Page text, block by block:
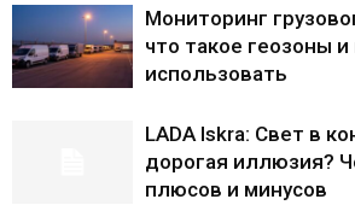
Мониторинг
что такое геозоны и
использовать
LADA Iskra: Свет в
дорогая иллюзия?
плюсов и минусов